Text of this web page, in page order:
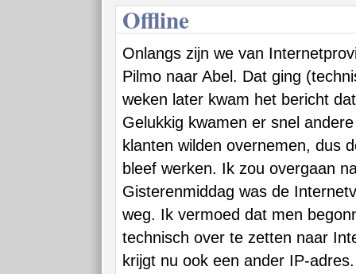
Offline
Onlangs zijn we van
Pilmo naar Abel. Dat ging
weken later kwam het bericht
Gelukkig kwamen er snel
klanten wilden overnemen, dus
bleef werken. Ik zou overgaan
Gisterenmiddag was de
weg. Ik vermoed dat men
technisch over te zetten naar
krijgt nu ook een ander IP-